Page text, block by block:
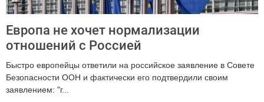
Европа не хочет нормализации
отношений с Россией
Быстро европейцы ответили на российское заявление в Совете
Безопасности ООН и фактически его подтвердили своим
заявлением: "г...